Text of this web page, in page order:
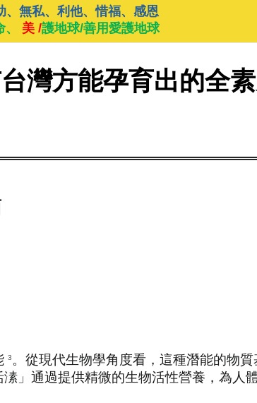
、無私、利他、惜福、感恩
美 /護地球/善用愛護地球
灣方能孕育出的全
3 。從現代生物學角度看，這種潛能的物
」通過提供精微的生物活性營養，為人